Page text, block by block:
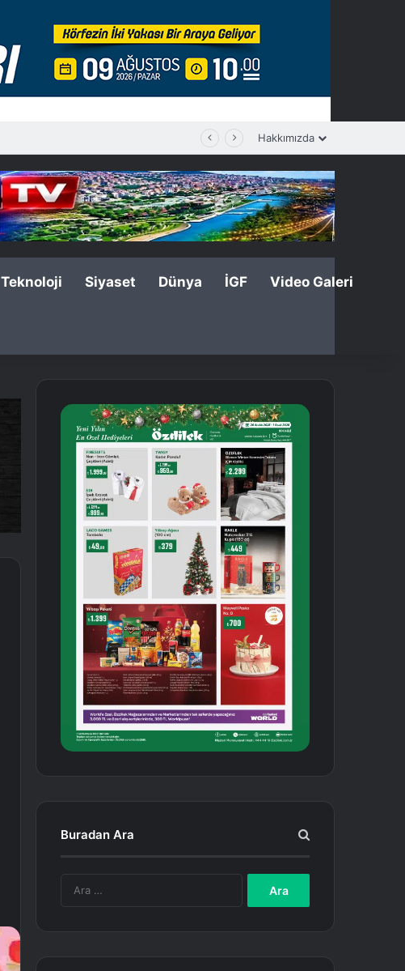
Hakkımızda
Teknoloji Siyaset Dünya İGF Video Galeri
Buradan Ara